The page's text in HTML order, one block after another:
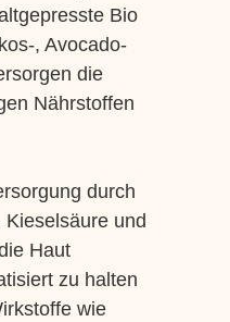
Bio
, Avocado-
die
Nährstoffen
durch
und
Haut
zu halten
wie